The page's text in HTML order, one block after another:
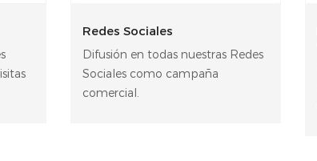
Redes Sociales
Difusión en todas nuestras Redes
Sociales como campaña
comercial.